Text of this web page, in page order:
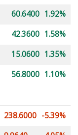
60.6400 1.92%
42.3600 1.58%
15.0600 1.35%
56.8000 1.10%
238.6000 -5.39%